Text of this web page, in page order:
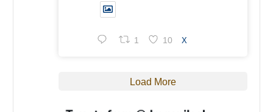
1 10 X
Load More